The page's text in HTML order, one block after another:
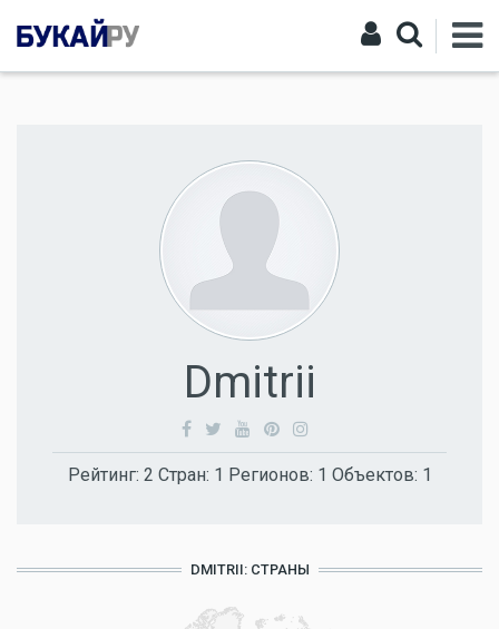
Dmitrii
Рейтинг: 2 Стран: 1 Регионов: 1 Объектов: 1
DMITRII: СТРАНЫ